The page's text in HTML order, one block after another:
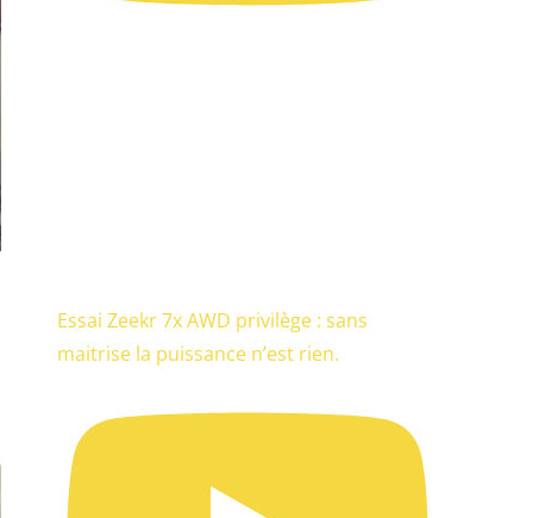
Essai Zeekr 7x AWD privilège : sans
maitrise la puissance n’est rien.